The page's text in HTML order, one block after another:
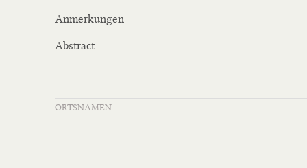
Anmerkungen
Abstract
ORTSNAMEN